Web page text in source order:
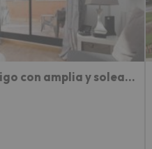
Apartamento en Sabiñánigo con amplia y soleada terraza